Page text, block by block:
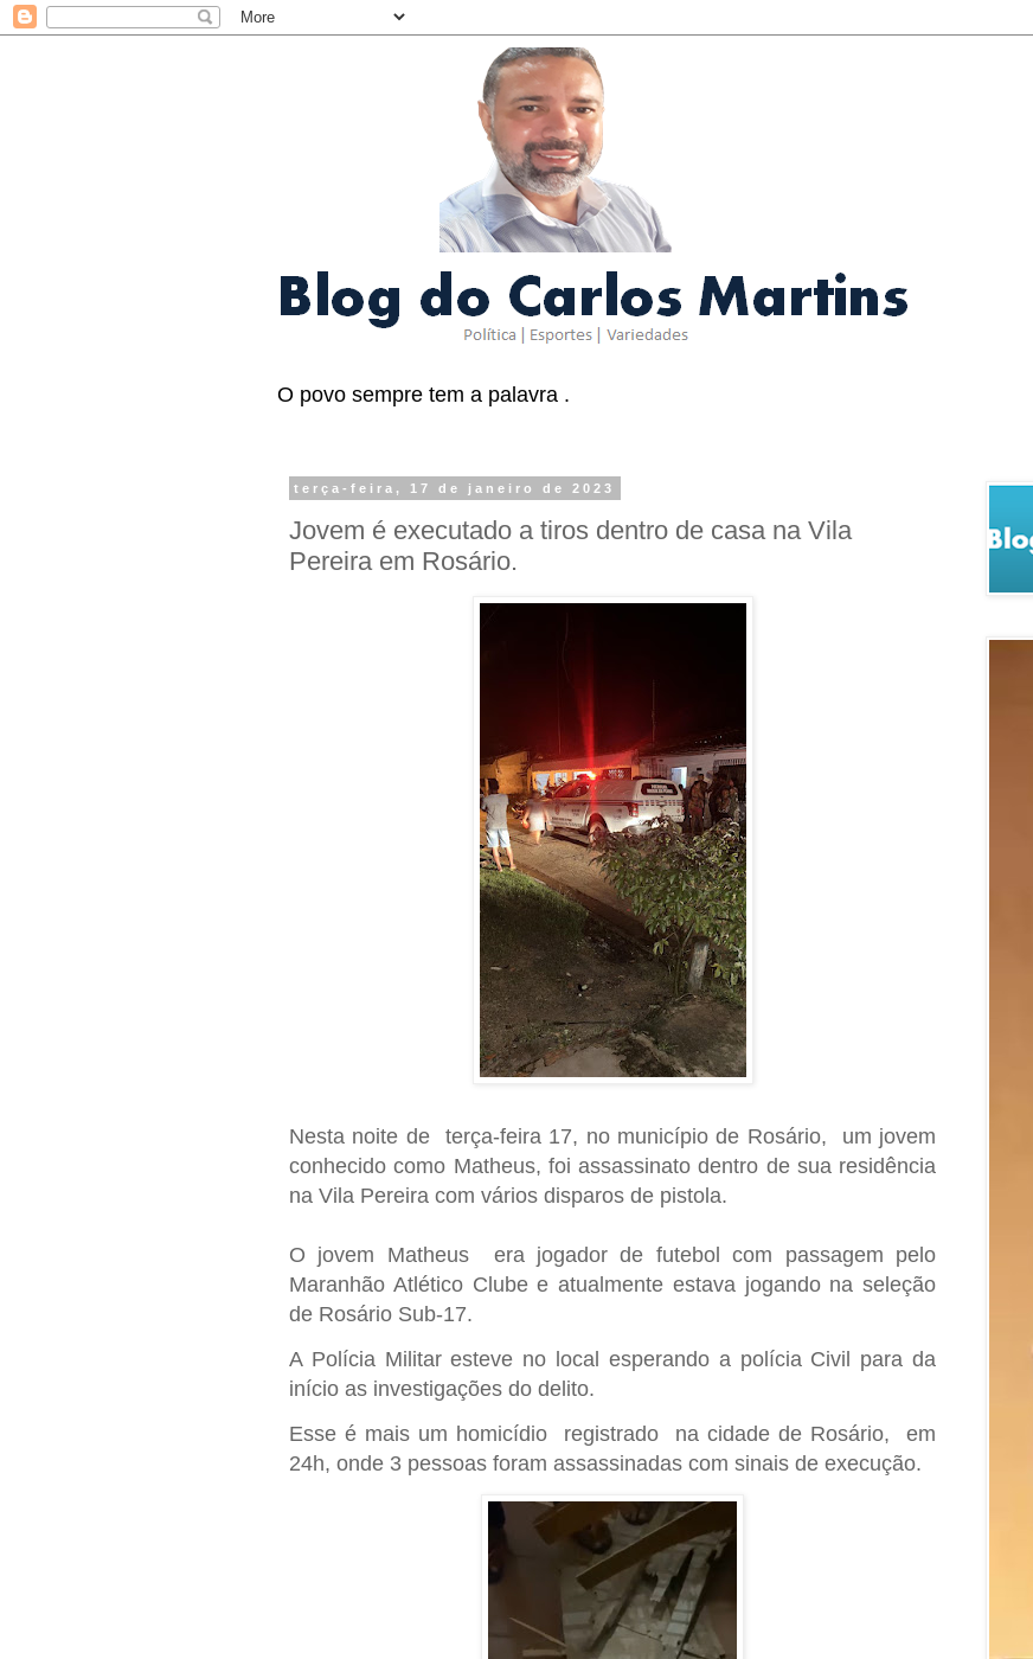
O povo sempre tem a palavra .
terça-feira, 17 de janeiro de 2023
Jovem é executado a tiros dentro de casa na Vila
Pereira em Rosário.
Nesta noite de terça-feira 17, no município de Rosário, um jovem
conhecido como Matheus, foi assassinato dentro de sua residência
na Vila Pereira com vários disparos de pistola.
O jovem Matheus era jogador de futebol com passagem pelo
Maranhão Atlético Clube e atualmente estava jogando na seleção
de Rosário Sub-17.
A Polícia Militar esteve no local esperando a polícia Civil para da
início as investigações do delito.
Esse é mais um homicídio registrado na cidade de Rosário, em
24h, onde 3 pessoas foram assassinadas com sinais de execução.